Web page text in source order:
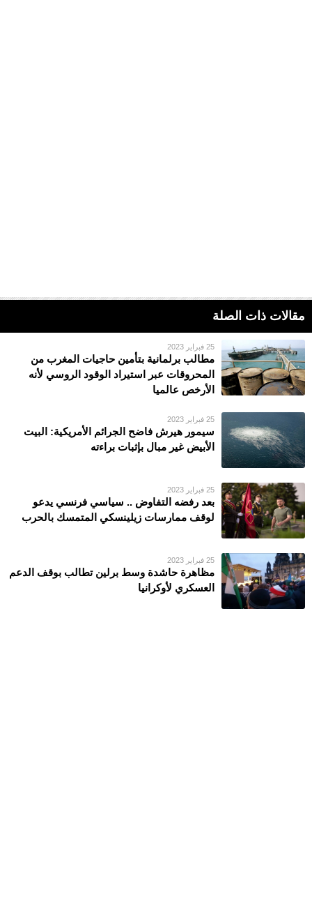
مقالات ذات الصلة
25 فبراير 2023
مطالب برلمانية بتأمين حاجيات المغرب من
المحروقات عبر استيراد الوقود الروسي لأنه
الأرخص عالميا
25 فبراير 2023
سيمور هيرش فاضح الجرائم الأمريكية: البيت
الأبيض غير مبال بإثبات براءته
25 فبراير 2023
بعد رفضه التفاوض .. سياسي فرنسي يدعو
لوقف ممارسات زيلينسكي المتمسك بالحرب
25 فبراير 2023
مظاهرة حاشدة وسط برلين تطالب بوقف الدعم
العسكري لأوكرانيا